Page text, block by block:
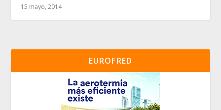
15 mayo, 2014
EUROFRED